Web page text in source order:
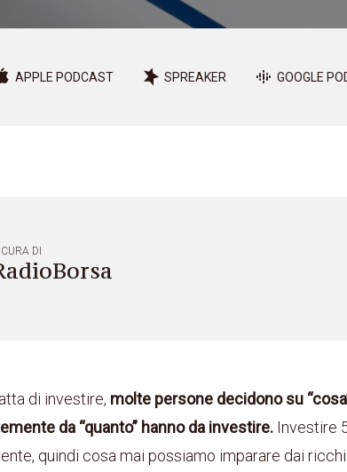
APPLE PODCAST SPREAKER GOOGLE
DI
di investire, molte persone decidono su
da “quanto” hanno da investire. Investire
quindi cosa mai possiamo imparare dai